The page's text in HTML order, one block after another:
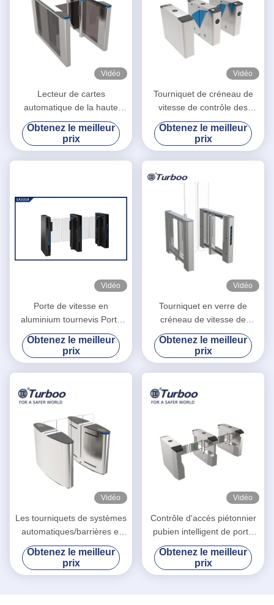
Vidéo
Lecteur de cartes
automatique de la haute
sécurité RFID de tourniquet
de créneau de vitesse 100-
240V avec le moteur servo
sans brosse
Obtenez le meilleur
prix
Vidéo
Tourniquet de créneau de
vitesse de contrôle des
foules avec 35
personnes/temps de transit
minimum
Obtenez le meilleur
prix
Vidéo
Porte de vitesse en
aluminium tournevis Porte
de sécurité de bureau
Contrôle d'accès Porte
piétonne
Obtenez le meilleur
prix
Vidéo
Tourniquet en verre de
créneau de vitesse de
contrôle d'accès de RFID
haut avec la haute sécurité
pour l'immeuble de bureaux
Obtenez le meilleur
prix
Vidéo
Les tourniquets de systèmes
automatiques/barrières et
les portes 24V de contrôle
d'accès circulent en voiture
la tension
Obtenez le meilleur
prix
Vidéo
Contrôle d'accès piétonnier
pubien intelligent de porte
pour le contrôle des foules
au détail
Obtenez le meilleur
prix